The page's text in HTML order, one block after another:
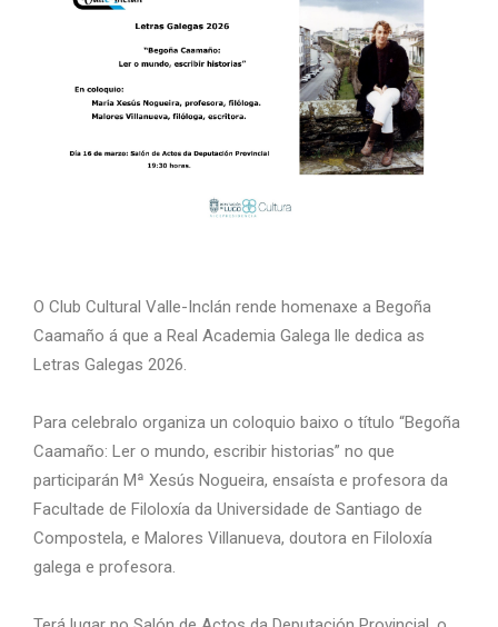
O Club Cultural Valle-Inclán rende homenaxe a Begoña
Caamaño á que a Real Academia Galega lle dedica as
Letras Galegas 2026.
Para celebralo organiza un coloquio baixo o título “Begoña
Caamaño: Ler o mundo, escribir historias” no que
participarán Mª Xesús Nogueira, ensaísta e profesora da
Facultade de Filoloxía da Universidade de Santiago de
Compostela, e Malores Villanueva, doutora en Filoloxía
galega e profesora.